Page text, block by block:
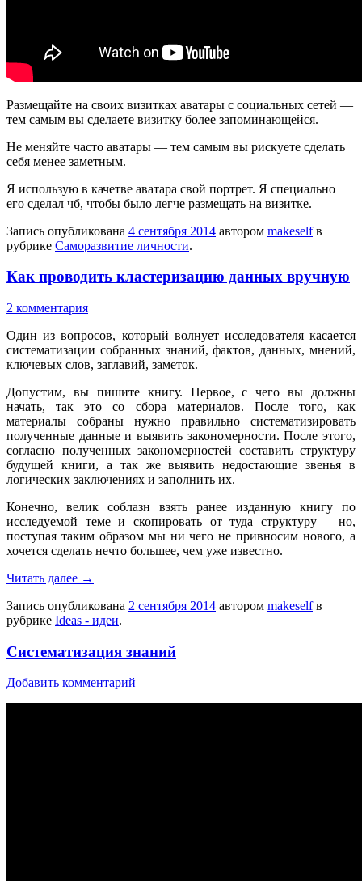
Размещайте на своих визитках аватары с социальных сетей —
тем самым вы сделаете визитку более запоминающейся.
Не меняйте часто аватары — тем самым вы рискуете сделать
себя менее заметным.
Я использую в качетве аватара свой портрет. Я специально
его сделал чб, чтобы было легче размещать на визитке.
Запись опубликована 4 сентября 2014 автором makeselfв
рубрике Саморазвитие личности.
Как проводить кластеризацию данных вручную
2 комментария
Один из вопросов, который волнует исследователя касается
систематизации собранных знаний, фактов, данных, мнений,
ключевых слов, заглавий, заметок.
Допустим, вы пишите книгу. Первое, с чего вы должны
начать, так это со сбора материалов. После того, как
материалы собраны нужно правильно систематизировать
полученные данные и выявить закономерности. После этого,
согласно полученных закономерностей составить структуру
будущей книги, а так же выявить недостающие звенья в
логических заключениях и заполнить их.
Конечно, велик соблазн взять ранее изданную книгу по
исследуемой теме и скопировать от туда структуру – но,
поступая таким образом мы ни чего не привносим нового, а
хочется сделать нечто большее, чем уже известно.
Читать далее →
Запись опубликована 2 сентября 2014 автором makeselfв
рубрике Ideas - идеи.
Систематизация знаний
Добавить комментарий